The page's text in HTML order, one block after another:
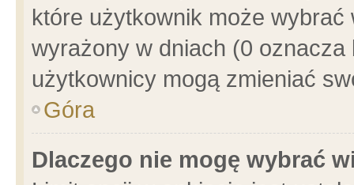
które użytkownik może
wyrażony w dniach (0
użytkownicy mogą zmieniać
Góra
Dlaczego nie mogę wybrać